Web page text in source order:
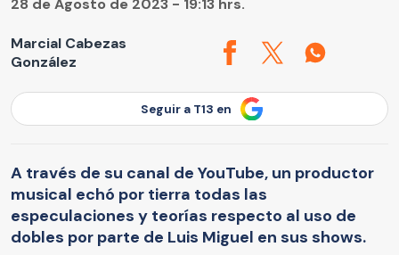
Marcial Cabezas
González
28 de Agosto de 2023 - 19:13 hrs.
Seguir a T13 en
A través de su canal de YouTube, un productor
musical echó por tierra todas las
especulaciones y teorías respecto al uso de
dobles por parte de Luis Miguel en sus shows.